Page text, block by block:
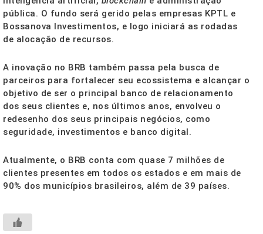
pública. O fundo será gerido pelas empresas KPTL e
Bossanova Investimentos, e logo iniciará as rodadas
de alocação de recursos.
A inovação no BRB também passa pela busca de
parceiros para fortalecer seu ecossistema e alcançar o
objetivo de ser o principal banco de relacionamento
dos seus clientes e, nos últimos anos, envolveu o
redesenho dos seus principais negócios, como
seguridade, investimentos e banco digital.
Atualmente, o BRB conta com quase 7 milhões de
clientes presentes em todos os estados e em mais de
90% dos municípios brasileiros, além de 39 países.